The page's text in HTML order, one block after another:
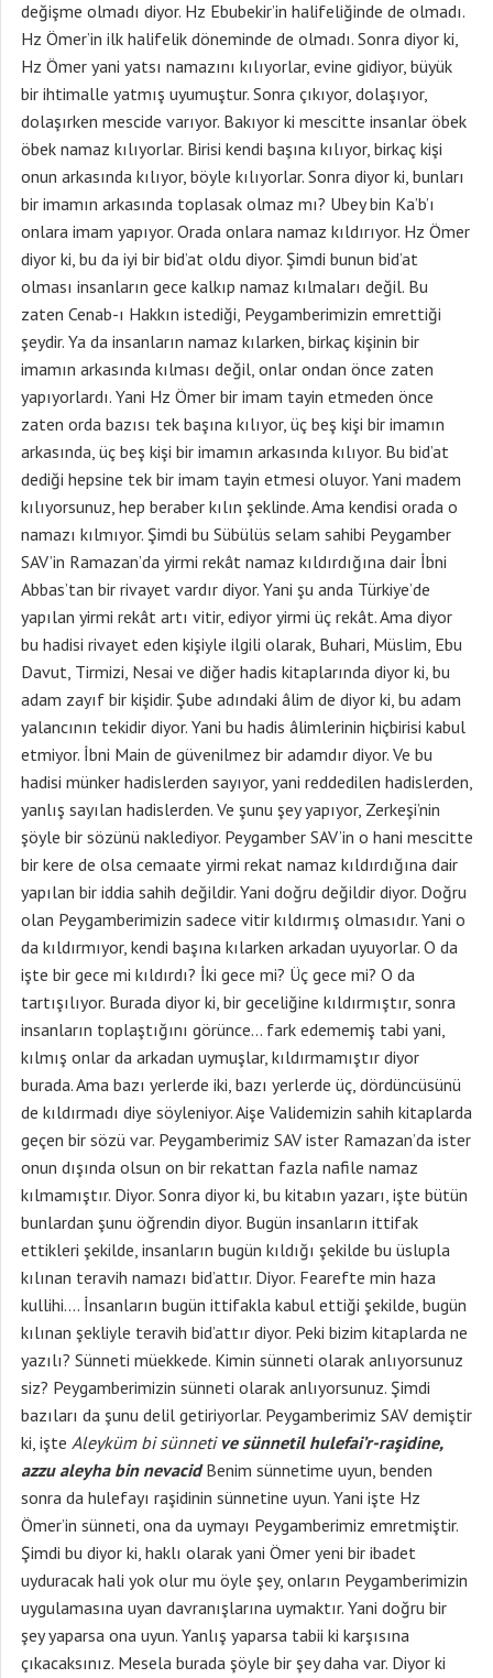
değişme olmadı diyor. Hz Ebubekir’in halifeliğinde de olmadı.
Hz Ömer’in ilk halifelik döneminde de olmadı. Sonra diyor ki,
Hz Ömer yani yatsı namazını kılıyorlar, evine gidiyor, büyük
bir ihtimalle yatmış uyumuştur. Sonra çıkıyor, dolaşıyor,
dolaşırken mescide varıyor. Bakıyor ki mescitte insanlar öbek
öbek namaz kılıyorlar. Birisi kendi başına kılıyor, birkaç kişi
onun arkasında kılıyor, böyle kılıyorlar. Sonra diyor ki, bunları
bir imamın arkasında toplasak olmaz mı? Ubey bin Ka’b’ı
onlara imam yapıyor. Orada onlara namaz kıldırıyor. Hz Ömer
diyor ki, bu da iyi bir bid’at oldu diyor. Şimdi bunun bid’at
olması insanların gece kalkıp namaz kılmaları değil. Bu
zaten Cenab-ı Hakkın istediği, Peygamberimizin emrettiği
şeydir. Ya da insanların namaz kılarken, birkaç kişinin bir
imamın arkasında kılması değil, onlar ondan önce zaten
yapıyorlardı. Yani Hz Ömer bir imam tayin etmeden önce
zaten orda bazısı tek başına kılıyor, üç beş kişi bir imamın
arkasında, üç beş kişi bir imamın arkasında kılıyor. Bu bid’at
dediği hepsine tek bir imam tayin etmesi oluyor. Yani madem
kılıyorsunuz, hep beraber kılın şeklinde. Ama kendisi orada o
namazı kılmıyor. Şimdi bu Sübülüs selam sahibi Peygamber
SAV’in Ramazan’da yirmi rekât namaz kıldırdığına dair İbni
Abbas’tan bir rivayet vardır diyor. Yani şu anda Türkiye’de
yapılan yirmi rekât artı vitir, ediyor yirmi üç rekât. Ama diyor
bu hadisi rivayet eden kişiyle ilgili olarak, Buhari, Müslim, Ebu
Davut, Tirmizi, Nesai ve diğer hadis kitaplarında diyor ki, bu
adam zayıf bir kişidir. Şube adındaki âlim de diyor ki, bu adam
yalancının tekidir diyor. Yani bu hadis âlimlerinin hiçbirisi kabul
etmiyor. İbni Main de güvenilmez bir adamdır diyor. Ve bu
hadisi münker hadislerden sayıyor, yani reddedilen hadislerden,
yanlış sayılan hadislerden. Ve şunu şey yapıyor, Zerkeşi’nin
şöyle bir sözünü naklediyor. Peygamber SAV’in o hani mescitte
bir kere de olsa cemaate yirmi rekat namaz kıldırdığına dair
yapılan bir iddia sahih değildir. Yani doğru değildir diyor. Doğru
olan Peygamberimizin sadece vitir kıldırmış olmasıdır. Yani o
da kıldırmıyor, kendi başına kılarken arkadan uyuyorlar. O da
işte bir gece mi kıldırdı? İki gece mi? Üç gece mi? O da
tartışılıyor. Burada diyor ki, bir geceliğine kıldırmıştır, sonra
insanların toplaştığını görünce… fark edememiş tabi yani,
kılmış onlar da arkadan uymuşlar, kıldırmamıştır diyor
burada. Ama bazı yerlerde iki, bazı yerlerde üç, dördüncüsünü
de kıldırmadı diye söyleniyor. Aişe Validemizin sahih kitaplarda
geçen bir sözü var. Peygamberimiz SAV ister Ramazan’da ister
onun dışında olsun on bir rekattan fazla nafile namaz
kılmamıştır. Diyor. Sonra diyor ki, bu kitabın yazarı, işte bütün
bunlardan şunu öğrendin diyor. Bugün insanların ittifak
ettikleri şekilde, insanların bugün kıldığı şekilde bu üslupla
kılınan teravih namazı bid’attır. Diyor. Fearefte min haza
kullihi…. İnsanların bugün ittifakla kabul ettiği şekilde, bugün
kılınan şekliyle teravih bid’attır diyor. Peki bizim kitaplarda ne
yazılı? Sünneti müekkede. Kimin sünneti olarak anlıyorsunuz
siz? Peygamberimizin sünneti olarak anlıyorsunuz. Şimdi
bazıları da şunu delil getiriyorlar. Peygamberimiz SAV demiştir
ki, işte Aleyküm bi sünneti ve sünnetil hulefai’r-raşidine,
azzu aleyha bin nevacidBenim sünnetime uyun, benden
sonra da hulefayı raşidinin sünnetine uyun. Yani işte Hz
Ömer’in sünneti, ona da uymayı Peygamberimiz emretmiştir.
Şimdi bu diyor ki, haklı olarak yani Ömer yeni bir ibadet
uyduracak hali yok olur mu öyle şey, onların Peygamberimizin
uygulamasına uyan davranışlarına uymaktır. Yani doğru bir
şey yaparsa ona uyun. Yanlış yaparsa tabii ki karşısına
çıkacaksınız. Mesela burada şöyle bir şey daha var. Diyor ki